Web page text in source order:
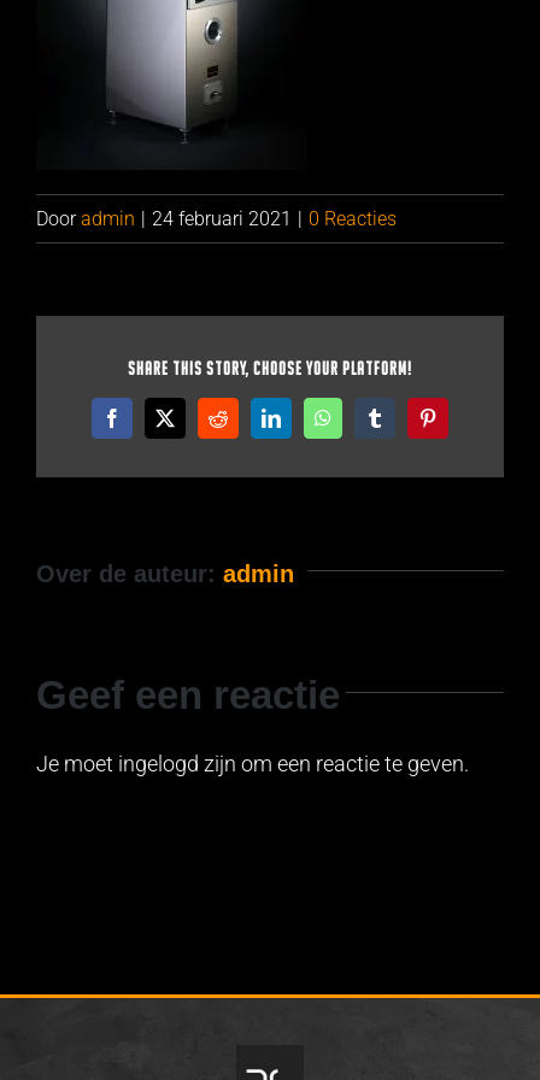
Dooradmin 24 februari 2021 0 Reacties
Share This Story, Choose Your Platform!
Facebook
X RedditLinkedInWhatsAppTumblrPinterest
Over de auteur: admin
Geef een reactie
Je moet ingelogd zijn om een reactie te geven.